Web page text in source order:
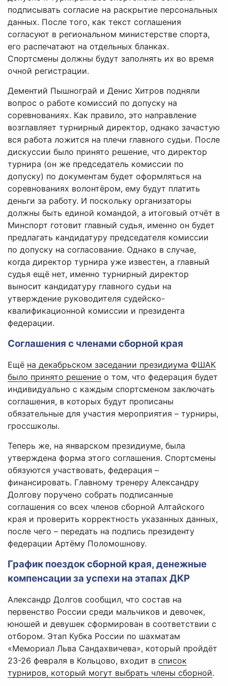
подписывать согласие на раскрытие персональных
данных. После того, как текст соглашения
согласуют в региональном министерстве спорта,
его распечатают на отдельных бланках.
Спортсмены должны будут заполнять их во время
очной регистрации.
Дементий Пышнограй и Денис Хитров подняли
вопрос о работе комиссий по допуску на
соревнованиях. Как правило, это направление
возглавляет турнирный директор, однако зачастую
вся работа ложится на плечи главного судьи. После
дискуссии было принято решение, что директор
турнира (он же председатель комиссии по
допуску) по документам будет оформляться на
соревнованиях волонтёром, ему будут платить
деньги за работу. И поскольку организаторы
должны быть единой командой, а итоговый отчёт в
Минспорт готовит главный судья, именно он будет
предлагать кандидатуру председателя комиссии
по допуску на согласование. Однако в случае,
когда директор турнира уже известен, а главный
судья ещё нет, именно турнирный директор
выносит кандидатуру главного судьи на
утверждение руководителя судейско-
квалификационной комиссии и президента
федерации.
Соглашения с членами сборной края
Ещё на декабрьском заседании президиума ФШАК
было принято решение о том, что федерация будет
индивидуально с каждым спортсменом заключать
соглашения, в которых будут прописаны
обязательные для участия мероприятия – турниры,
гроссшколы.
Теперь же, на январском президиуме, была
утверждена форма этого соглашения. Спортсмены
обязуются участвовать, федерация –
финансировать. Главному тренеру Александру
Долгову поручено собрать подписанные
соглашения со всех членов сборной Алтайского
края и проверить корректность указанных данных,
после чего – передать на подпись президенту
федерации Артёму Поломошнову.
График поездок сборной края, денежные
компенсации за успехи на этапах ДКР
Александр Долгов сообщил, что состав на
первенство России среди мальчиков и девочек,
юношей и девушек сформирован в соответствии с
отбором. Этап Кубка России по шахматам
«Мемориал Льва Сандахвичева», который пройдёт
23-26 февраля в Кольцово, входит в список
турниров, который могут выбрать члены сборной.